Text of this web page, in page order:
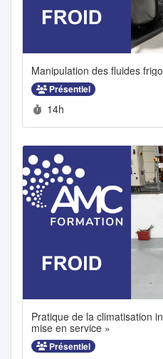
Manipulation des fluides
Présentiel
Durée :
14h
Pratique de la climatisation
mise en service »
Présentiel